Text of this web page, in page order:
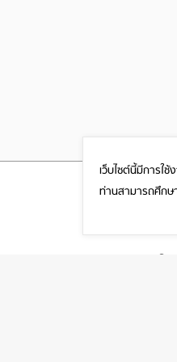
เว็บไซต์นี้มีการใ
ท่านสามารถศึกษ